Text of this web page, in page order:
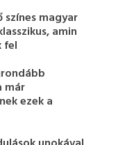
színes magyar
amin
fel
már
ezek a